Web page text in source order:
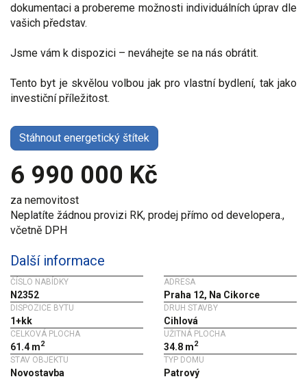
dokumentaci a probereme možnosti individuálních úprav dle
vašich představ.
Jsme vám k dispozici – neváhejte se na nás obrátit.
Tento byt je skvělou volbou jak pro vlastní bydlení, tak jako
investiční příležitost.
Stáhnout energetický štítek
6 990 000 Kč
za nemovitost
Neplatíte žádnou provizi RK, prodej přímo od developera.,
včetně DPH
Další informace
ČÍSLO NABÍDKY
N2352
ADRESA
Praha 12, Na Cikorce
DISPOZICE BYTU
1+kk
DRUH STAVBY
Cihlová
CELKOVÁ PLOCHA
61.4 m2
UŽITNÁ PLOCHA
34.8 m2
STAV OBJEKTU
Novostavba
TYP DOMU
Patrový